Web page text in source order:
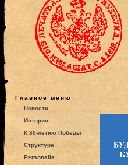
Главное меню
Новости
История
К 80-летию Победы
Структура
Personalia